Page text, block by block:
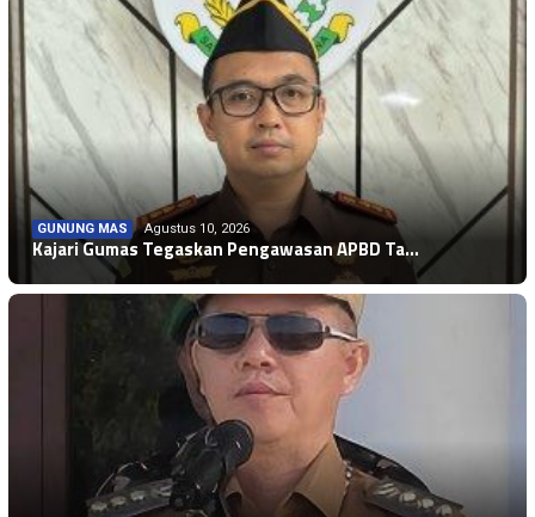
GUNUNG MAS Agustus 10, 2026
Kajari Gumas Tegaskan Pengawasan APBD Ta…